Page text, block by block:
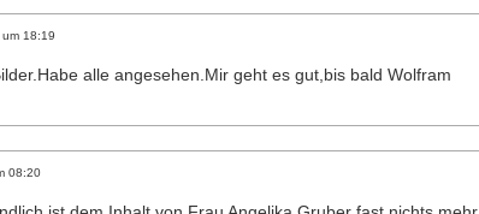
um 18:19
alle angesehen.Mir geht es gut,bis bald Wolfram
08:20